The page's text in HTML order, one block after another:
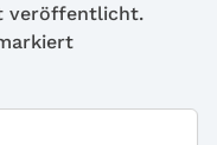
veröffentlicht.